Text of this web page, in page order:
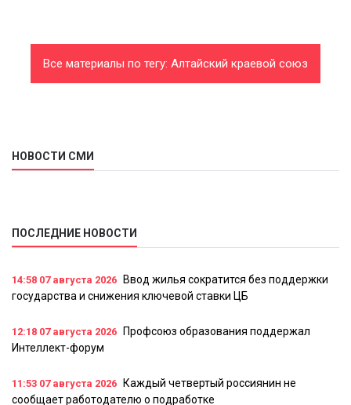
Все материалы по тегу: Алтайский краевой союз
НОВОСТИ СМИ
ПОСЛЕДНИЕ НОВОСТИ
14:58 07 августа 2026
Ввод жилья сократится без поддержки
государства и снижения ключевой ставки ЦБ
12:18 07 августа 2026
Профсоюз образования поддержал
Интеллект-форум
11:53 07 августа 2026
Каждый четвертый россиянин не
сообщает работодателю о подработке